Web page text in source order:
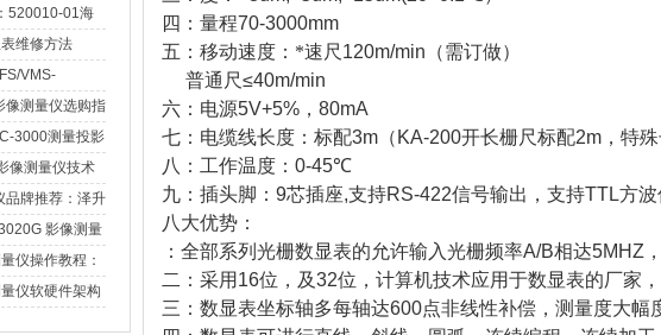
520010-01海
障维修内容
维修方法
VMS-
4030FS手动
术参数
像测量仪选购指
一站式选型推荐
3000测量投影
理器数显表故
像测量仪技术
选型应用
品牌推荐：泽升
型指南影像测量
应用解析
仪操作教程：
告，新手也能
仪软硬件架构
四：量程70-3000mm
五：移动速度：*速尺 120m/min （需订做）
普通尺≤40m/min
六：电源5V+5% ， 80mA
七：电缆线长度：标配3m （ KA-200开长栅尺标配2m ，特
八：工作温度： 0-45℃
九：插头脚： 9芯插座,支持RS-422信号输出，支持TTL方波
八大优势：
：全部系列光栅数显表的允许输入光栅频率A/B相达5MHZ
二：采用 16位，及32位，计算机技术应用于数显表的厂家
三：数显表坐标轴多每轴达600点非线性补偿，测量度大幅